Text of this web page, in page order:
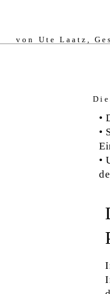
von Ute Laatz,
•
•
•